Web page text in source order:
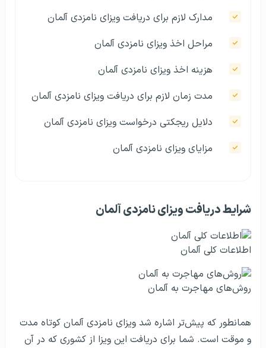
مدارک لازم برای دریافت ویزای نامزدی آلمان
مراحل اخذ ویزای نامزدی آلمان
هزینه اخذ ویزای نامزدی آلمان
مدت زمان لازم برای دریافت ویزای نامزدی آلمان
دلایل ریجکتی درخواست ویزای نامزدی آلمان
مزایای ویزای نامزدی آلمان
شرایط دریافت ویزای نامزدی آلمان
اطلاعات کلی آلمان
روش‌های مهاجرت به آلمان
همانطور که پیش‌تر اشاره شد ویزای نامزدی آلمان کوتاه مدت
و موقت است. شما برای دریافت این ویزا از کشوری که در آن